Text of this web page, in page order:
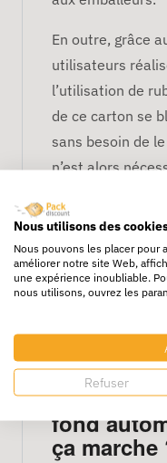
En outre, grâce
utilisateurs
l’utilisation de
de ce carton se
sans besoin de
n’est alors
Enfin, certains
hauteur variable,
très prisés dans
fond
tous les
Fermeture
fond
ça marche
Nous utilisons des
Nous pouvons les placer pour
améliorer notre site Web,
une expérience inoubliable.
nous utilisons, ouvrez les
Refuser